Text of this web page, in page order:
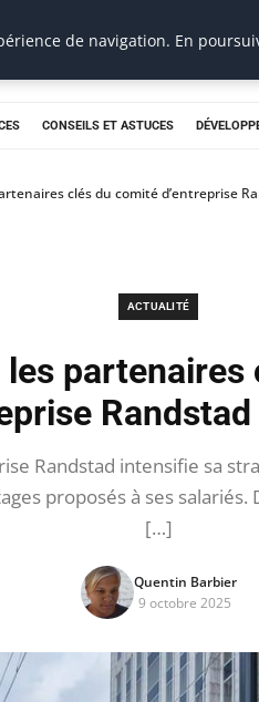
CONSEILS ET ASTUCES
clés du comité d’entreprise
ACTUALITÉ
les
Randstad intensifie sa
proposés à ses
[…]
Quentin Barbier
9 octobre 2025
de navigation. En